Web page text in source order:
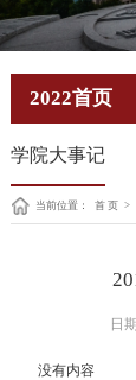
2022首页
学院大事记
当前位置： 首 页 >
日
没有内容